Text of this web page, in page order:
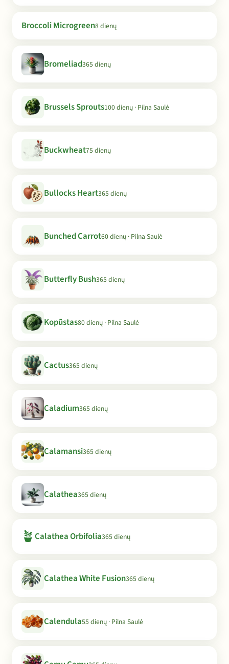
Broccoli Microgreen8 dienų
Bromeliad365 dienų
Brussels Sprouts100 dienų · Pilna Saulė
Buckwheat75 dienų
Bullocks Heart365 dienų
Bunched Carrot60 dienų · Pilna Saulė
Butterfly Bush365 dienų
Kopūstas80 dienų · Pilna Saulė
Cactus365 dienų
Caladium365 dienų
Calamansi365 dienų
Calathea365 dienų
🪴 Calathea Orbifolia365 dienų
Calathea White Fusion365 dienų
Calendula55 dienų · Pilna Saulė